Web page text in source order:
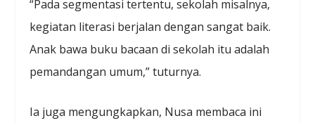
“Pada segmentasi tertentu, sekolah misalnya,
kegiatan literasi berjalan dengan sangat baik.
Anak bawa buku bacaan di sekolah itu adalah
pemandangan umum,” tuturnya.
Ia juga mengungkapkan, Nusa membaca ini